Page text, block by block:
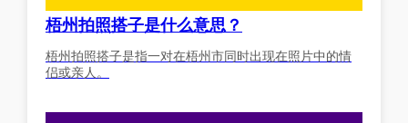
梧州拍照搭子是什么意思？
梧州拍照搭子是指一对在梧州市同时出现在照片中的情
侣或亲人。